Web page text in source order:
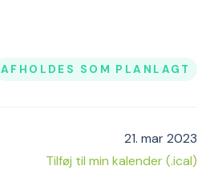
AFHOLDES SOM PLANLAGT
21. mar 2023
Tilføj til min kalender (.ical)